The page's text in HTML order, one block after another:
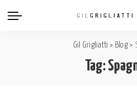
Gil Grigliatti > Blog>
Tag: